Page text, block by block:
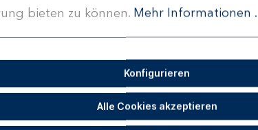
(oder auch Fußrastenanlagen) montiert um
bieten zu können. Mehr Informationen
Konfigurieren
Alle Cookies akzeptieren